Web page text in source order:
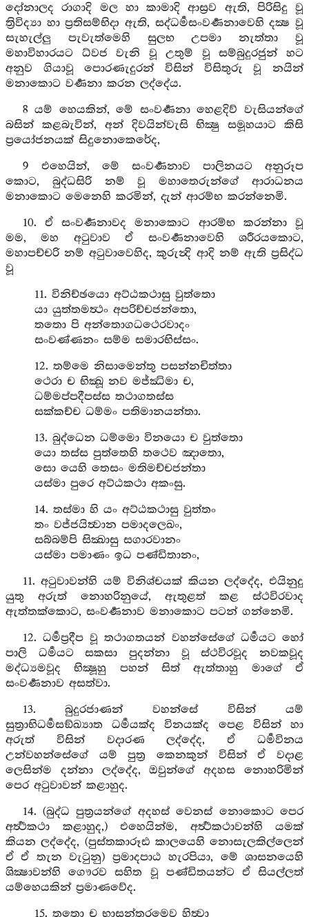
දෝනාලද රාගාදි මල හා කාමාදි ආස්‍රව ඇති, පිරිසිදු වූ
ත්‍රිවිද්‍යා හා ප්‍රතිසම්භිදා ඇති, සද්ධර්‍මසංවර්‍ණනාවෙහි දක්‍ෂ වූ
සැහැල්ලු පැවැත්මෙහි සුලභ උපමා නැත්තා වූ
මහාවිහාරයට ධ්වජ වැනි වූ උතුම් වූ සම්බුදුරජුන් හට
අනුව ගියාවූ පොරණැදුරන් විසින් විසිතුරු වූ නයින්
මනාකොට වර්‍ණනා කරන ලද්දේය.
8 යම් හෙයකින්, මේ සංවර්‍ණනා හෙළදිව් වැසියන්ගේ
බසින් කළබැවින්, අන් දිවයින්වැසි භික්‍ෂු සමූහයාට කිසි
ප්‍රයෝජනයක් සිදුනොකෙරේද,
9 එහෙයින්, මේ සංවර්‍ණනාව පාලිනයට අනුරූප
කොට, බුද්ධසිරි නම් වූ මහාතෙරුන්ගේ ආරාධනය
මනාකොට මෙනෙහි කරමින්, දැන් ආරම්භ කරන්නෙමි.
10. ඒ සංවර්‍ණනාවද මනාකොට ආරම්භ කරන්නා වූ
මම, මහ අටුවාව ඒ සංවර්‍ණනාවෙහි ශරීරයකොට,
මහාපච්චරි නම් අටුවාවෙහිද, කුරුන්‍දි ආදි නම් ඇති ප්‍රසිද්ධ
වූ
11. විනිච්ඡයො අට්ඨකථාසු වුත්තො
යා යුත්තමත්‍ථං අපරිච්චජන්තො,
තතො පි අන්තොගධථෙරවාදං
සංවණ්ණනං සම්ම සමාරභිස්සං.
12. තම්මෙ නිසාමෙන්තු පසන්නචිත්තා
ථෙරා ච භික්‍‍‍ඛූ නව මජ්ඣිමා ච,
ධම්මප්පදීපස්ස තථාගතස්ස
සක්කච්ච ධම්මං පතිමානයන්තා.
13. බුද්ධෙන ධම්මො විනයො ච වුත්තො
යො තස්ස පුත්තෙහි තථෙව ඤාතො,
සො යෙහි තෙසං මතිමච්චජන්තා
යස්මා පුරෙ අට්ඨකථා අකංසු.
14. තස්මා හි යං අට්ඨකථාසු වුත්තං
තං වජ්ජයිත්‍වාන පමාදලෙඛං,
සබ්බම්පි සික්‍ඛාසු සගාරවානං
යස්මා පමාණං ඉධ පණ්ඩිතානං,
11. අටුවාවන්හි යම් විනිශ්චයක් කියන ලද්දේද, එයිනුදු
යුතු අරුත් නොහරිනුයේ, ඇතුළත් කළ ස්ථවිරවාද
ඇත්තක්කොට, සංවර්‍ණනාව මනාකොට පටන් ගන්නෙමි.
12. ධර්‍මප්‍රදීප වූ තථාගතයන් වහන්සේගේ ධර්‍මයට හෝ
පාලි ධර්‍මයට සකසා පුදන්නා වූ ස්ථවිරවූද නවකවූද
මද්ධ්‍යමවූද භික්‍ෂූහු පහන් සිත් ඇත්තාහු මාගේ ඒ
සංවර්‍ණනාව අසත්වා.
13. බුදුරජාණන් වහන්සේ විසින් යම්
සුත්‍රාභිධර්‍මසඞ්ඛ්‍යාත ධර්‍මයක්ද විනයක්ද පෙළ විසින් හා
අරුත් විසින් වදාරණ ලද්දේද, ඒ ධර්‍මවිනය
උන්වහන්සේගේ යම් පුත්‍ර කෙනකුන් විසින් ඒ වදාළ
ලෙසින්ම දන්නා ලද්දේද, ඔවුන්ගේ අදහස නොහරිමින්
පෙර අටුවාවන් කළාහුද.
14. (බුද්ධ පුත්‍රයන්ගේ අදහස් වෙනස් නොකොට පෙර
අර්‍ත්‍ථකථා කළාහුද,) එහෙයින්ම, අර්‍ත්‍ථකථාවන්හි යමක්
කියන ලද්දේද, (පුස්තකාරූඪ කාලයෙහි නොසැලකිල්ලෙන්
ඒ ඒ තැන වැටුනු) ප්‍රමාදපාඨ හැරපියා, මේ ශාසනයෙහි
ශික්‍ෂාවන්හි ගෞරව සහිත වූ පණ්ඩිතයන්ට ඒ සියල්ලත්
යම්හෙයකින් ප්‍රමාණවේද.
15. තතො ච භාසන්තරමෙව හිත්‍වා